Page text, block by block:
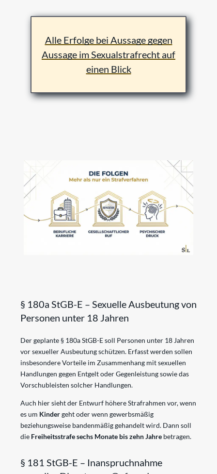
Alle Erfolge bei Aussage gegen
Aussage im Sexualstrafrecht auf
einen Blick
§ 180a StGB-E – Sexuelle Ausbeutung von
Personen unter 18 Jahren
Der geplante § 180a StGB-E soll Personen unter 18 Jahren
vor sexueller Ausbeutung schützen. Erfasst werden sollen
insbesondere Vorteile im Zusammenhang mit sexuellen
Handlungen gegen Entgelt oder Gegenleistung sowie das
Vorschubleisten solcher Handlungen.
Auch hier sieht der Entwurf höhere Strafrahmen vor, wenn
es um Kindergeht oder wenn gewerbsmäßig
beziehungsweise bandenmäßig gehandelt wird. Dann soll
die Freiheitsstrafe sechs Monate bis zehn Jahre betragen.
§ 181 StGB-E – Inanspruchnahme